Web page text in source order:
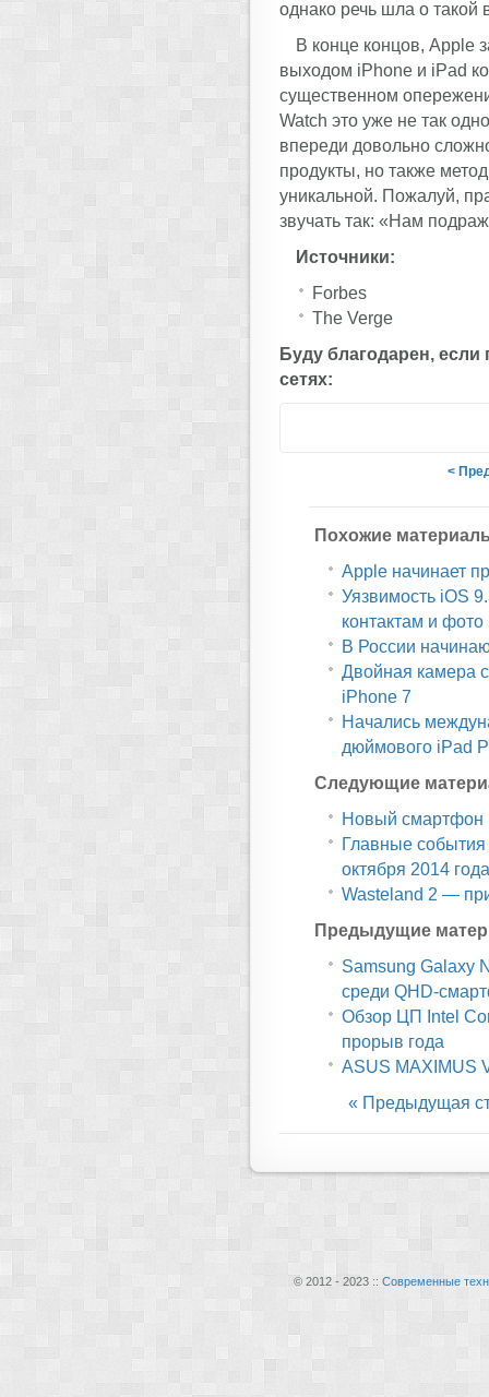
однако речь шла о такой
В конце концов, Apple
выходом iPhone и iPad
существенном
Watch это уже не так
впереди довольно
продукты, но также
уникальной. Пожалуй,
звучать так: «Нам
Источники:
Forbes
The Verge
Буду благодарен, если
сетях:
<
Похожие
Apple начинает
Уязвимость iOS
контактам и фото
В России
Двойная камера
iPhone 7
Начались
дюймового iPad
Следующие
Новый смартфон
Главные
октября 2014 года
Wasteland 2 —
Предыдущие
Samsung Galaxy
среди QHD-
Обзор ЦП Intel
прорыв года
ASUS MAXIMUS
« Предыдущая
© 2012 - 2023 :: Современные